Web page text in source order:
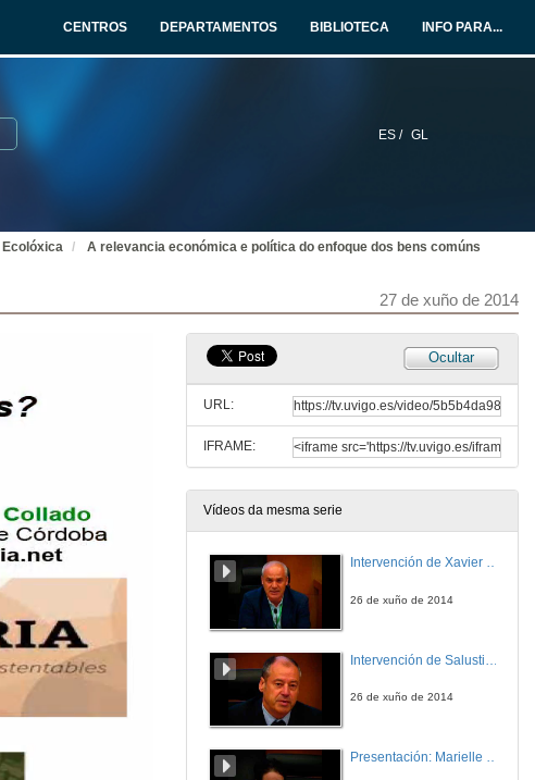
CENTROS DEPARTAMENTOS BIBLIOTECA INFO PARA...
ES / GL
A relevancia económica e política do enfoque dos bens comúns
27 de xuño de 2014
Ocultar
URL:
IFRAME:
Vídeos da mesma serie
Intervención de Xavier Simón
26 de xuño de 2014
26 de xuño de 2014
Presentación: Marielle Dubbeling